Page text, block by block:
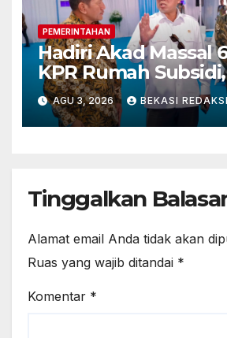
PEMERINTAHAN
Hadiri Akad Massal
KPR Rumah
Nusron: Legalitas
Kepastian bagi
AGU 3, 2026 BEKASI
Tinggalkan
Alamat email Anda tidak akan
Ruas yang wajib ditandai *
Komentar *